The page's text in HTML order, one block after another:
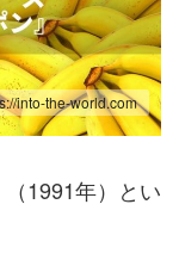
into-the-world.com
1991年）とい